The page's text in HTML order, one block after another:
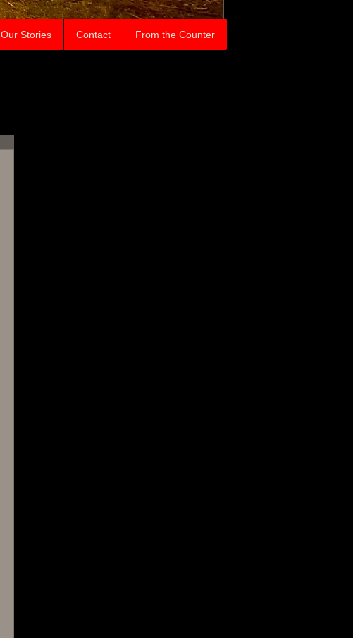
Our Stories Contact From the Counter